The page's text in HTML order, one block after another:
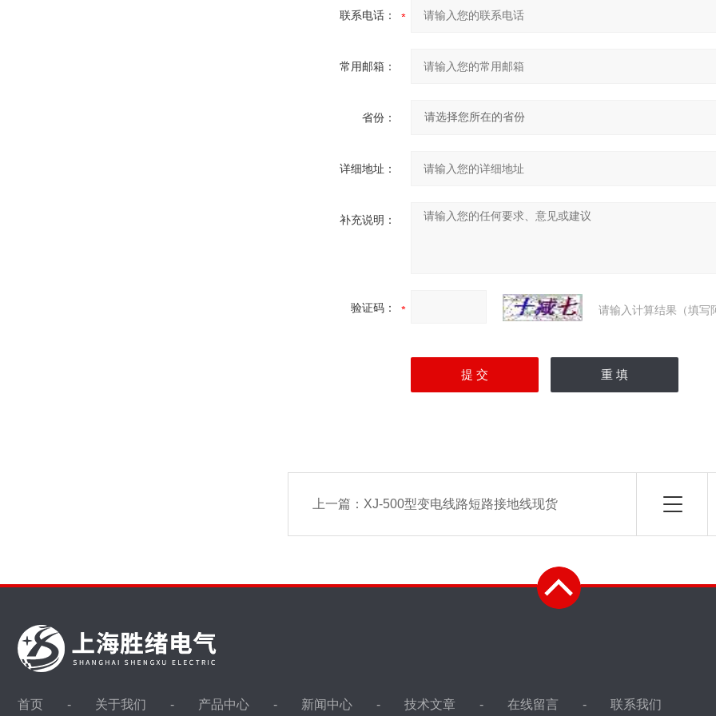
联系电话：
常用邮箱：
省份：
详细地址：
补充说明：
验证码： 请输入计算结果（填写
上一篇： XJ-500型变电线路短路接地线现货
首页 关于我们 产品中心 新闻中心 技术文章 在线留言 联系我们